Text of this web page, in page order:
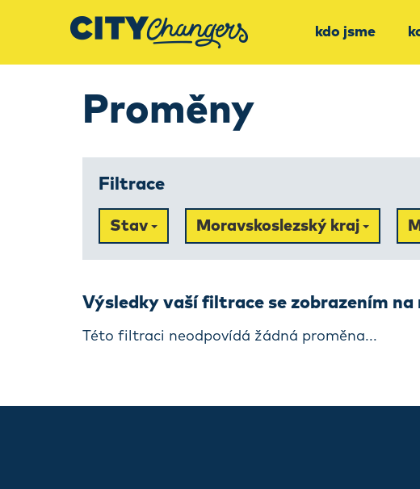
kdo jsme
Proměny
Filtrace
Stav Moravskoslezský kraj
Výsledky vaší filtrace se zobrazením na
Této filtraci neodpovídá žádná proměna...